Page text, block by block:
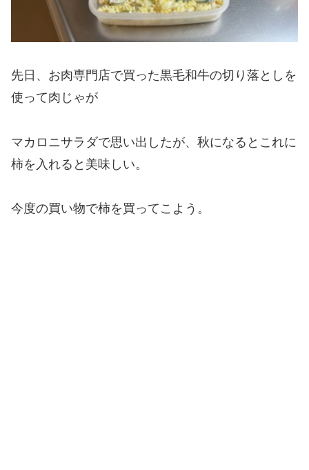
先日、お肉専門店で買った黒毛和牛の切り落としを
使って肉じゃが
マカロニサラダで思い出したが、秋になるとこれに
柿を入れると美味しい。
今度の買い物で柿を買ってこよう。